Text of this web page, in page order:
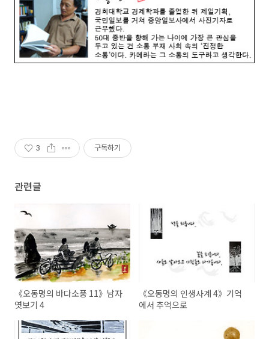
3 구독하기
관련글
《오동명의 바다소풍 11》남자
엿보기 4
《오동명의 인생사계 4》기억
에서 추억으로